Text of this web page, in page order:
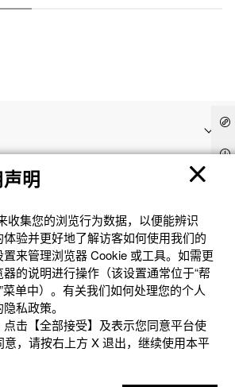
社交媒体
明
收集您的浏览⾏为数据，以便能辨识
验并更好地了解访客如何使⽤我们的
来管理浏览器 Cookie 或⼯具。如需更
的说明进⾏操作（该设置通常位于“帮
菜单中）。有关我们如何处理您的个⼈
私政策。
击【全部接受】及表示您同意平台使
意，请按右上⽅ X 退出，继续使⽤本平